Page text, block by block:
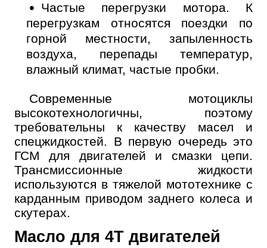
Частые перегрузки мотора. К
перегрузкам относятся поездки по
горной местности, запыленность
воздуха, перепады температур,
влажный климат, частые пробки.
Современные мотоциклы
высокотехнологичны, поэтому
требовательны к качеству масел и
спецжидкостей. В первую очередь это
ГСМ для двигателей и смазки цепи.
Трансмиссионные жидкости
используются в тяжелой мототехнике с
карданным приводом заднего колеса и
скутерах.
Масло для 4Т двигателей